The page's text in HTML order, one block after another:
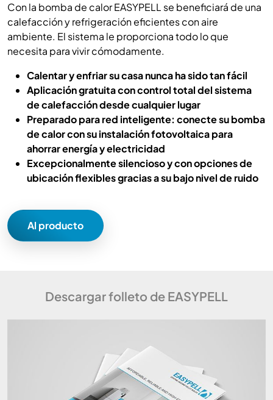
Con la bomba de calor EASYPELL se beneficiará de una
calefacción y refrigeración eficientes con aire
ambiente. El sistema le proporciona todo lo que
necesita para vivir cómodamente.
Calentar y enfriar su casa nunca ha sido tan fácil
Aplicación gratuita con control total del sistema
de calefacción desde cualquier lugar
Preparado para red inteligente: conecte su bomba
de calor con su instalación fotovoltaica para
ahorrar energía y electricidad
Excepcionalmente silencioso y con opciones de
ubicación flexibles gracias a su bajo nivel de ruido
Al producto
Descargar folleto de EASYPELL